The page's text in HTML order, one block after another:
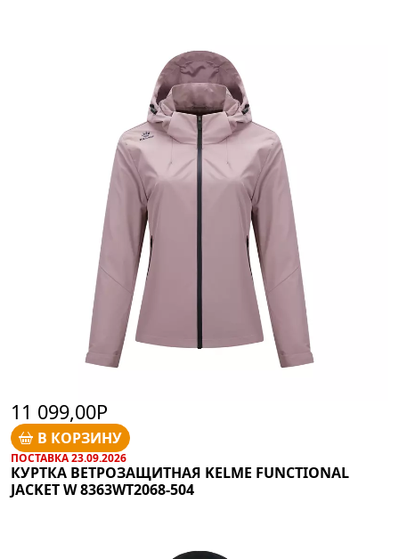
11 099,00Р
В КОРЗИНУ
ПОСТАВКА 23.09.2026
КУРТКА ВЕТРОЗАЩИТНАЯ KELME FUNCTIONAL
JACKET W 8363WT2068-504